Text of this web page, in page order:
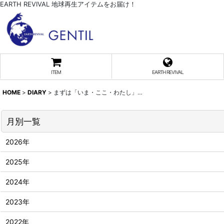
EARTH REVIVAL 地球再生アイテムをお届け！
ITEM EARTH REVIVAL
HOME > DIARY > まずは「いま・ここ・わたし」…
月別一覧
2026年
2025年
2024年
2023年
2022年